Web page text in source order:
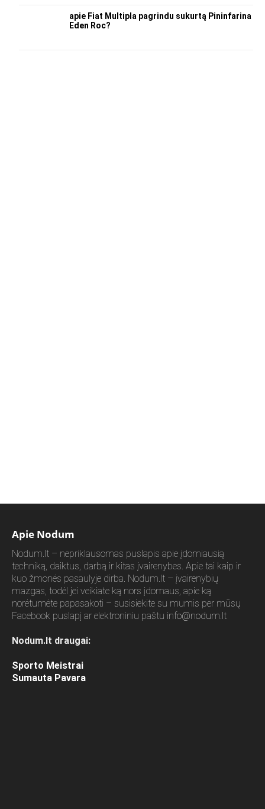
apie Fiat Multipla pagrindu sukurtą Pininfarina
Eden Roc?
Apie Nodum
Nodum.lt – nepriklausomas puslapis apie įdomiausią
techniką, daiktus, darbą ir kitas įvairenybes. Apie tai kaip ir
kuo žmonės pasaulyje dirba. Nodum.lt – įvairenybių
mazgas, todėl jei veikiate ką nors įdomaus, apie ką
norėtumėte papasakoti – susisiekite su mumis per mūsų
Facebook puslapį ar elektroniniu paštu info@nodum.lt
Nodum.lt draugai:
Sporto Meistrai
Sumauta Pavara